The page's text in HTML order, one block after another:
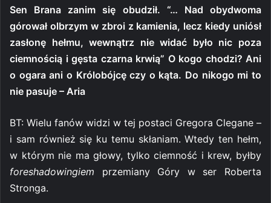
Sen Brana zanim się obudził. “… Nad obydwoma
górował olbrzym w zbroi z kamienia, lecz kiedy uniósł
zasłonę hełmu, wewnątrz nie widać było nic poza
ciemnością i gęsta czarna krwią” O kogo chodzi? Ani
o ogara ani o Królobójcę czy o kąta. Do nikogo mi to
nie pasuje – Aria
BT: Wielu fanów widzi w tej postaci Gregora Clegane –
i sam również się ku temu skłaniam. Wtedy ten hełm,
w którym nie ma głowy, tylko ciemność i krew, byłby
foreshadowingiem przemiany Góry w ser Roberta
Stronga.